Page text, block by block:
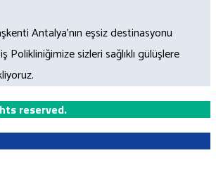
Antalya’nın eşsiz destinasyonu
Polikliniğimize sizleri sağlıklı gülüşlere
reserved.